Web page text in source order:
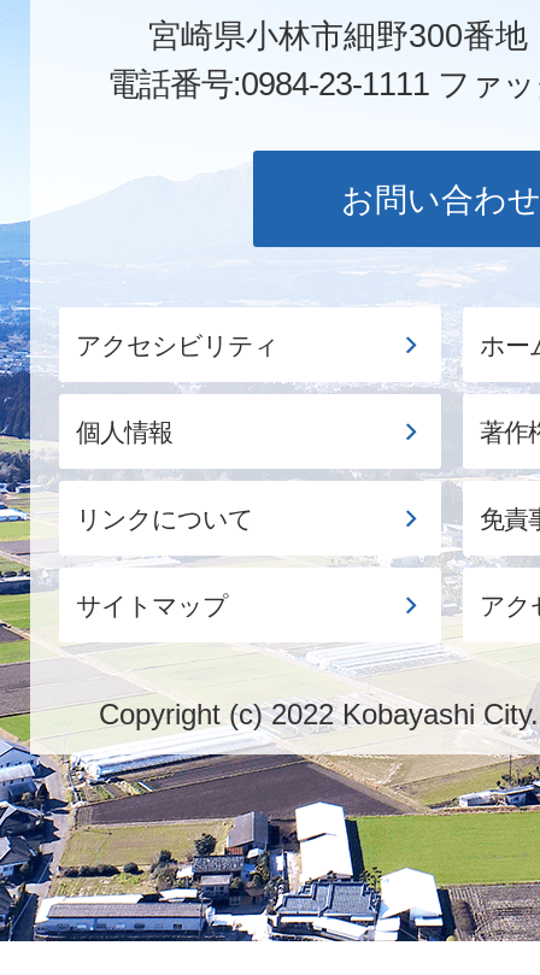
宮崎県小林市細野300番
電話番号:0984-23-1111 ファ
お問い合わせ
アクセシビリティ ホー
個人情報 著作
リンクについて 免責
サイトマップ アク
Copyright (c) 2022 Kobayashi